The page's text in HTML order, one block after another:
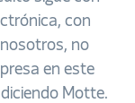
con
no
en este
Motte.